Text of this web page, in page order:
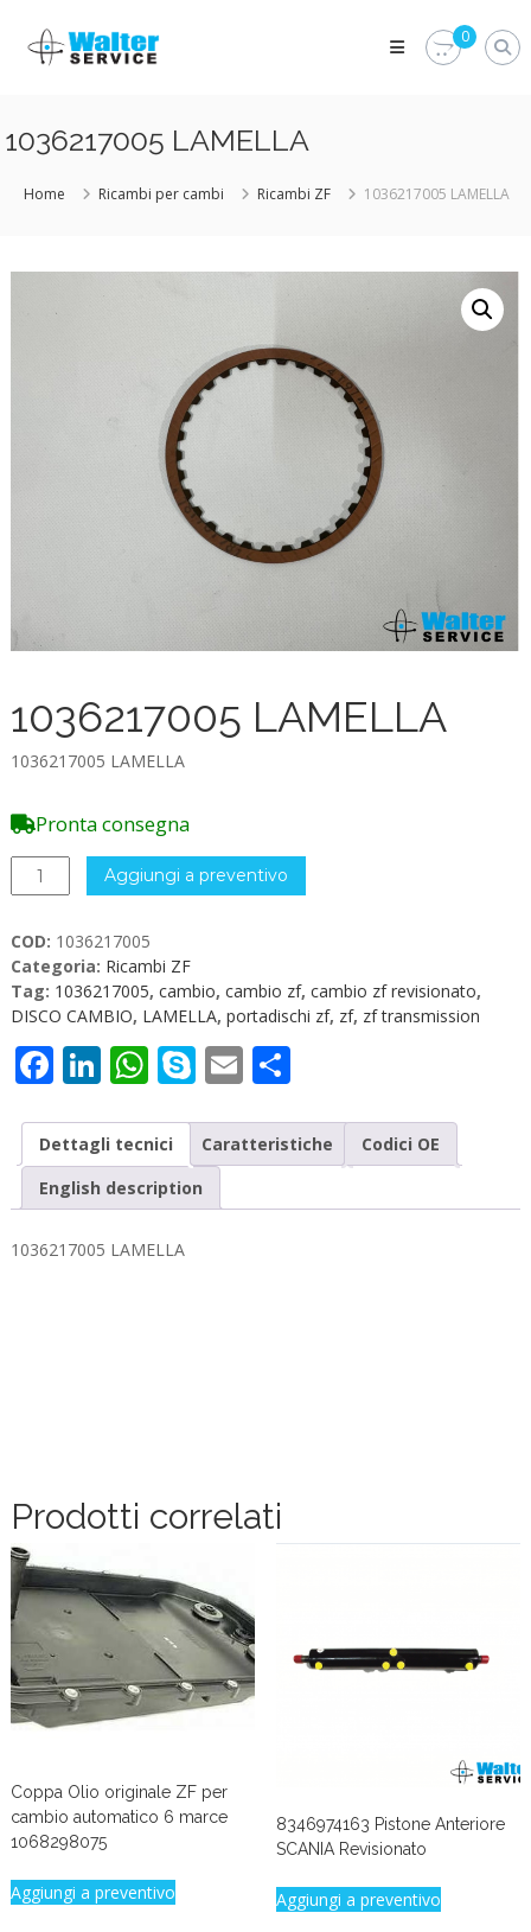
content
Walter
Service
parti
del
alla
Service
0
1036217005 LAMELLA
Home Ricambi per cambi Ricambi ZF 1036217005 LAMELLA
1036217005 LAMELLA
1036217005 LAMELLA
Pronta consegna
1036217005
LAMELLA
Aggiungi a preventivo
COD: 1036217005
Categoria: Ricambi ZF
Tag: 1036217005, cambio, cambio zf, cambio zf revisionato,
DISCO CAMBIO, LAMELLA, portadischi zf, zf, zf transmission
Facebook
LinkedIn
WhatsApp
Skype
EmailCondividi
Dettagli tecnici Caratteristiche
Codici OE
English description
1036217005 LAMELLA
Prodotti correlati
Coppa Olio originale ZF per
cambio automatico 6 marce
1068298075
Aggiungi a preventivo
8346974163 Pistone Anteriore
SCANIA Revisionato
Aggiungi a preventivo